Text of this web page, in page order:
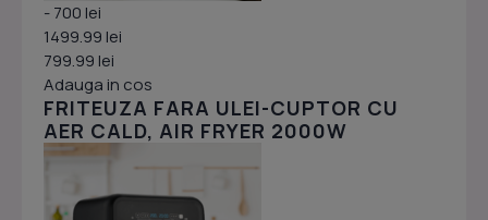
- 700 lei
1499.99 lei
799.99 lei
Adauga in cos
FRITEUZA FARA ULEI-CUPTOR CU
AER CALD, AIR FRYER 2000W